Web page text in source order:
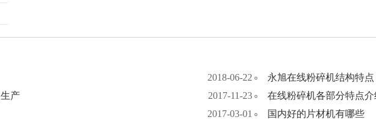
2018-06-22
永旭在线粉碎机结构特点
产
2017-11-23
在线粉碎机各部分特点介
2017-03-01 国内好的片材机有哪些